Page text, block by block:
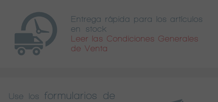
Entrega rápida para los artículos
en stock
Leer las Condiciones Generales
de Venta
Use los
formularios de